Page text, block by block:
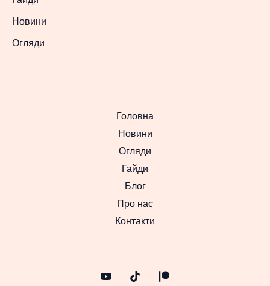
Новини
Огляди
Головна
Новини
Огляди
Гайди
Блог
Про нас
Контакти